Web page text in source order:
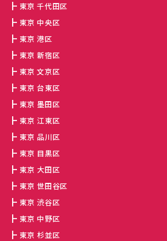
東京 千代田区
東京 中央区
東京 港区
東京 新宿区
東京 文京区
東京 台東区
東京 墨田区
東京 江東区
東京 品川区
東京 目黒区
東京 大田区
東京 世田谷区
東京 渋谷区
東京 中野区
東京 杉並区